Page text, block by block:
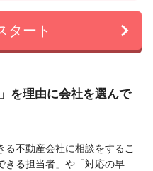
タート
を理由に会社を選んで
不動産会社に相談をするこ
きる担当者」や「対応の早